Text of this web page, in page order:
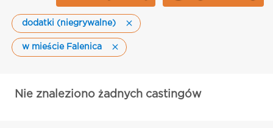
dodatki (niegrywalne)
w mieście Falenica
Nie znaleziono żadnych castingów